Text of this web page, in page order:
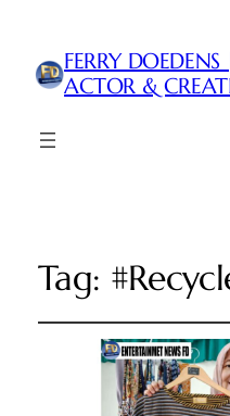
FERRY
ACTOR &
Tag: